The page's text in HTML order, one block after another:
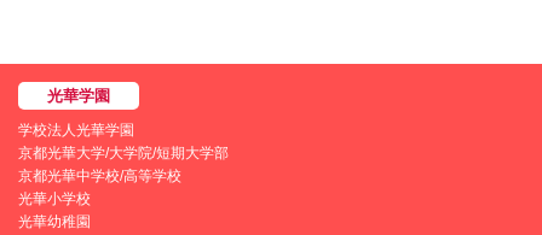
学校法人光華学園
京都光華大学/大学院/短期大学部
京都光華中学校/高等学校
光華小学校
光華幼稚園